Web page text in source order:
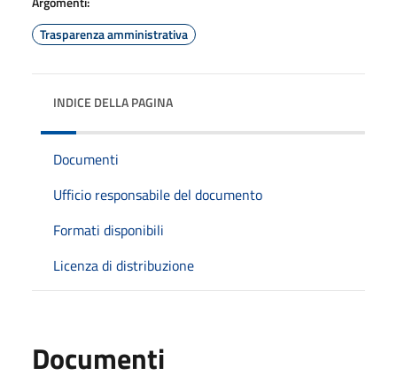
Trasparenza amministrativa
INDICE DELLA PAGINA
Documenti
Ufficio responsabile del documento
Formati disponibili
Licenza di distribuzione
Documenti